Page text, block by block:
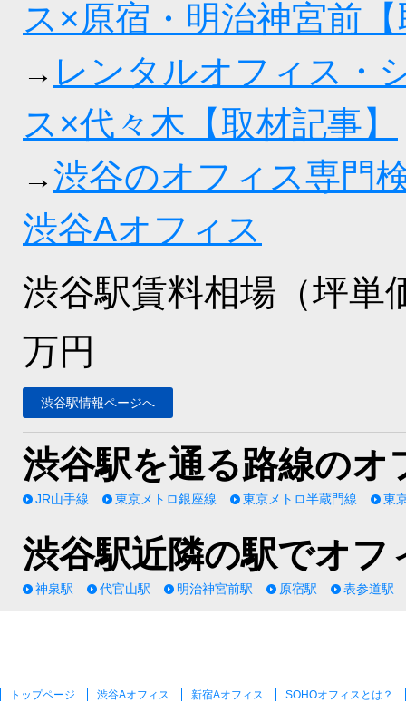
ス×原宿・明治神宮前
→ レンタルオフィス・
ス×代々木【取材記事】
→渋谷のオフィス専
渋谷Aオフィス
渋谷駅賃料相場（坪単
万円
渋谷駅情報ページへ
渋谷駅を通る路線のオ
JR山手線 東京メトロ銀座線 東京メトロ半蔵門線 東
渋谷駅近隣の駅でオフ
神泉駅 代官山駅 明治神宮前駅 原宿駅 表参道駅
トップページ 渋谷Aオフィス 新宿Aオフィス SOHOオフィス とは？